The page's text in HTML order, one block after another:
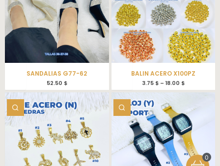
SANDALIAS G77-62
52.50 $
BALIN ACERO X100PZ
3.75 $– 18.00 $
0